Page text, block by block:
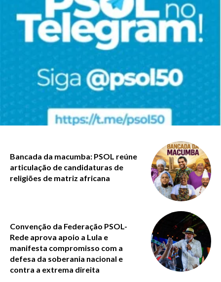
Bancada da macumba: PSOL reúne
articulação de candidaturas de
religiões de matriz africana
Convenção da Federação PSOL-
Rede aprova apoio a Lula e
manifesta compromisso com a
defesa da soberania nacional e
contra a extrema direita